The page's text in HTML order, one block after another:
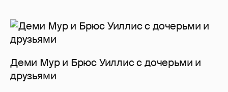
Деми Мур и Брюс Уиллис с дочерьми и
друзьями